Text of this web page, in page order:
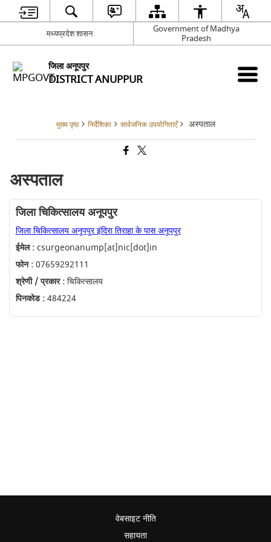
मध्यप्रदेश शासन
Government of Madhya
Pradesh
जिला अनूपपुर
DISTRICT ANUPPUR
मुख्य पृष्ठ निर्देशिका सार्वजनिक उपयोगिताएँ अस्पताल
अस्पताल
जिला चिकित्सालय अनूपपुर
जिला चिकित्सालय अनूपपुर इंदिरा तिराहा के पास अनूपपुर
ईमेल :csurgeonanump[at]nic[dot]in
फोन :07659292111
श्रेणी / प्रकार :चिकित्सालय
पिनकोड :484224
वेबसाइट नीति
सहायता